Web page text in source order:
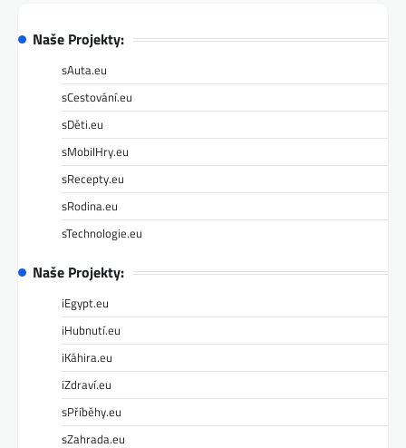
Naše Projekty:
sAuta.eu
sCestování.eu
sDěti.eu
sMobilHry.eu
sRecepty.eu
sRodina.eu
sTechnologie.eu
Naše Projekty:
iEgypt.eu
iHubnutí.eu
iKáhira.eu
iZdraví.eu
sPříběhy.eu
sZahrada.eu